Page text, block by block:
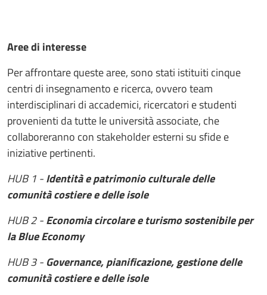
Aree di interesse
Per affrontare queste aree, sono stati istituiti cinque
centri di insegnamento e ricerca, ovvero team
interdisciplinari di accademici, ricercatori e studenti
provenienti da tutte le università associate, che
collaboreranno con stakeholder esterni su sfide e
iniziative pertinenti.
HUB 1 -Identità e patrimonio culturale delle
comunità costiere e delle isole
HUB 2 -Economia circolare e turismo sostenibile per
la Blue Economy
HUB 3 - Governance, pianificazione, gestione delle
comunità costiere e delle isole